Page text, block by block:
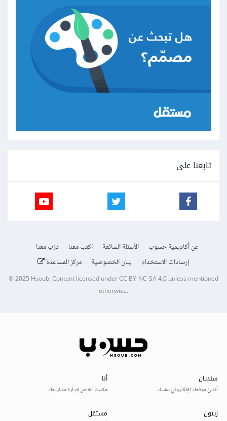
تابعنا على
عن أكاديمية حسوب الأسئلة الشائعة اكتب معنا
درّب معنا
إرشادات الاستخدام
بيان الخصوصية مركز المساعدة
© 2025Hsoub.Content licensed underCC BY-NC-SA 4.0unless mentioned
otherwise.